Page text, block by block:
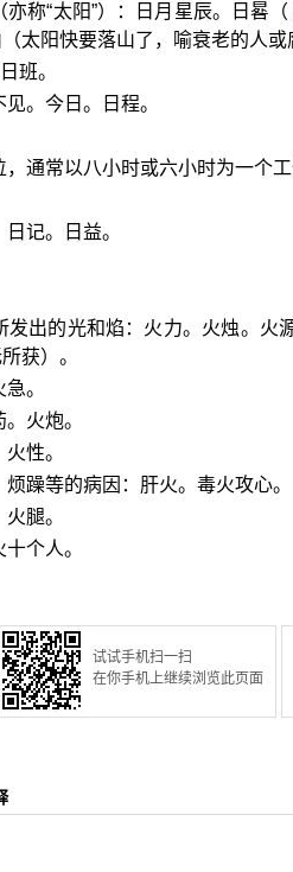
称“太阳”）：日月星辰。日晷（
太阳快要落山了，喻衰老的人或
班。
。今日。日程。
通常以八小时或六小时为一个工
记。日益。
出的光和焰：火力。火烛。火
获）。
。
火炮。
性。
躁等的病因：肝火。毒火攻心。
腿。
个人。
试试手机扫一扫
在你手机上继续浏览此页面